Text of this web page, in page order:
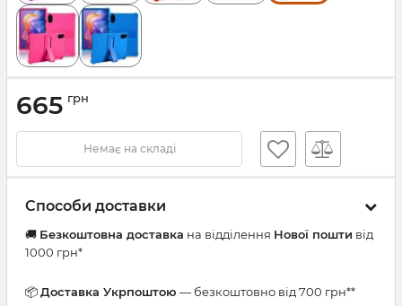
665 грн
Немає на складі
Способи доставки
🚚 Безкоштовна доставка на відділення Нової пошти від
1000 грн*
📦Доставка Укрпоштою — безкоштовно від 700 грн**